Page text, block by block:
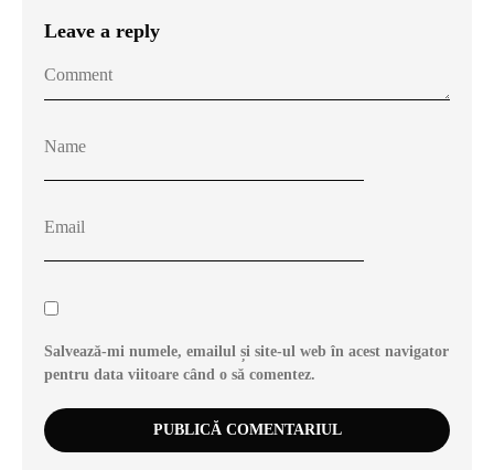
Leave a reply
Salvează-mi numele, emailul și site-ul web în acest navigator
pentru data viitoare când o să comentez.